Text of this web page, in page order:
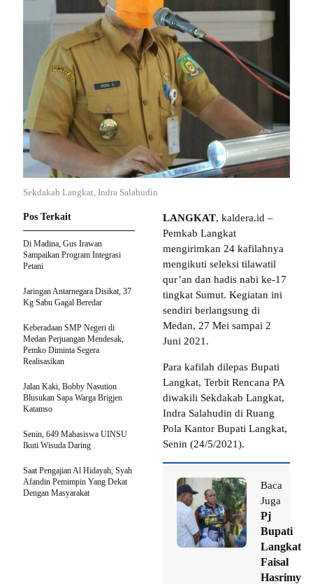
Sekdakab Langkat, Indra Salahudin
LANGKAT, kaldera.id –
Pemkab Langkat
mengirimkan 24 kafilahnya
mengikuti seleksi tilawatil
qur’an dan hadis nabi ke-17
tingkat Sumut. Kegiatan ini
sendiri berlangsung di
Medan, 27 Mei sampai 2
Juni 2021.
Para kafilah dilepas Bupati
Langkat, Terbit Rencana PA
diwakili Sekdakab Langkat,
Indra Salahudin di Ruang
Pola Kantor Bupati Langkat,
Senin (24/5/2021).
Baca
Juga
Pj
Bupati
Langkat
Faisal
Hasrimy
Pos Terkait
Di Madina, Gus Irawan
Sampaikan Program Integrasi
Petani
Jaringan Antarnegara Disikat, 37
Kg Sabu Gagal Beredar
Keberadaan SMP Negeri di
Medan Perjuangan Mendesak,
Pemko Diminta Segera
Realisasikan
Jalan Kaki, Bobby Nasution
Blusukan Sapa Warga Brigjen
Katamso
Senin, 649 Mahasiswa UINSU
Ikuti Wisuda Daring
Saat Pengajian Al Hidayah, Syah
Afandin Pemimpin Yang Dekat
Dengan Masyarakat